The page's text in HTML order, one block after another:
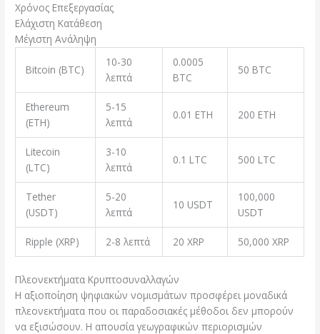
Χρόνος Επεξεργασίας
Ελάχιστη Κατάθεση
Μέγιστη Ανάληψη
Bitcoin (BTC)
10-30
λεπτά
0.0005
BTC
50 BTC
Ethereum
(ETH)
5-15
λεπτά
0.01 ETH 200 ETH
Litecoin
(LTC)
3-10
λεπτά
0.1 LTC 500 LTC
Tether
(USDT)
5-20
λεπτά
10 USDT
100,000
USDT
Ripple (XRP) 2-8 λεπτά 20 XRP 50,000 XRP
Πλεονεκτήματα Κρυπτοσυναλλαγών
Η αξιοποίηση ψηφιακών νομισμάτων προσφέρει μοναδικά
πλεονεκτήματα που οι παραδοσιακές μέθοδοι δεν μπορούν
να εξισώσουν. Η απουσία γεωγραφικών περιορισμών